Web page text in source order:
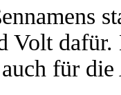
Volt
für